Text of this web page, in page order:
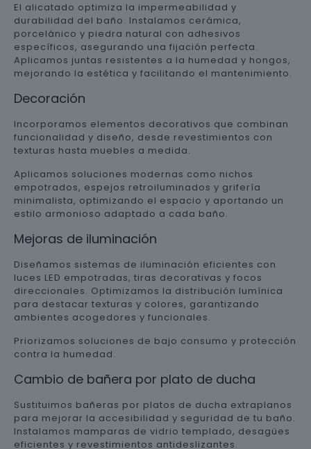
El alicatado optimiza la impermeabilidad y
durabilidad del baño. Instalamos cerámica,
porcelánico y piedra natural con adhesivos
específicos, asegurando una fijación perfecta.
Aplicamos juntas resistentes a la humedad y hongos,
mejorando la estética y facilitando el mantenimiento.
Decoración
Incorporamos elementos decorativos que combinan
funcionalidad y diseño, desde revestimientos con
texturas hasta muebles a medida.
Aplicamos soluciones modernas como nichos
empotrados, espejos retroiluminados y grifería
minimalista, optimizando el espacio y aportando un
estilo armonioso adaptado a cada baño.
Mejoras de iluminación
Diseñamos sistemas de iluminación eficientes con
luces LED empotradas, tiras decorativas y focos
direccionales. Optimizamos la distribución lumínica
para destacar texturas y colores, garantizando
ambientes acogedores y funcionales.
Priorizamos soluciones de bajo consumo y protección
contra la humedad.
Cambio de bañera por plato de ducha
Sustituimos bañeras por platos de ducha extraplanos
para mejorar la accesibilidad y seguridad de tu baño.
Instalamos mamparas de vidrio templado, desagües
eficientes y revestimientos antideslizantes.